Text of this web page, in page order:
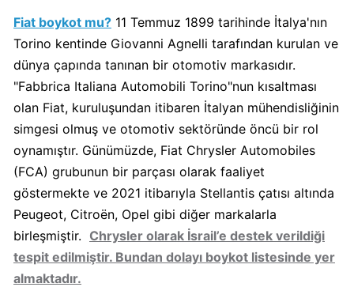
Pizza
Hut
Kimin
Sahibi
Kim?
Algida
Boykot
mu?
Algida
Kimin
Sahibi
Kimin?
Fiat boykot mu? 11 Temmuz 1899 tarihinde İtalya'nın
Torino kentinde Giovanni Agnelli tarafından kurulan ve
dünya çapında tanınan bir otomotiv markasıdır.
"Fabbrica Italiana Automobili Torino"nun kısaltması
olan Fiat, kuruluşundan itibaren İtalyan mühendisliğinin
simgesi olmuş ve otomotiv sektöründe öncü bir rol
oynamıştır. Günümüzde, Fiat Chrysler Automobiles
(FCA) grubunun bir parçası olarak faaliyet
göstermekte ve 2021 itibarıyla Stellantis çatısı altında
Peugeot, Citroën, Opel gibi diğer markalarla
birleşmiştir. Chrysler olarak İsrail’e destek verildiği
tespit edilmiştir. Bundan dolayı boykot listesinde yer
almaktadır.